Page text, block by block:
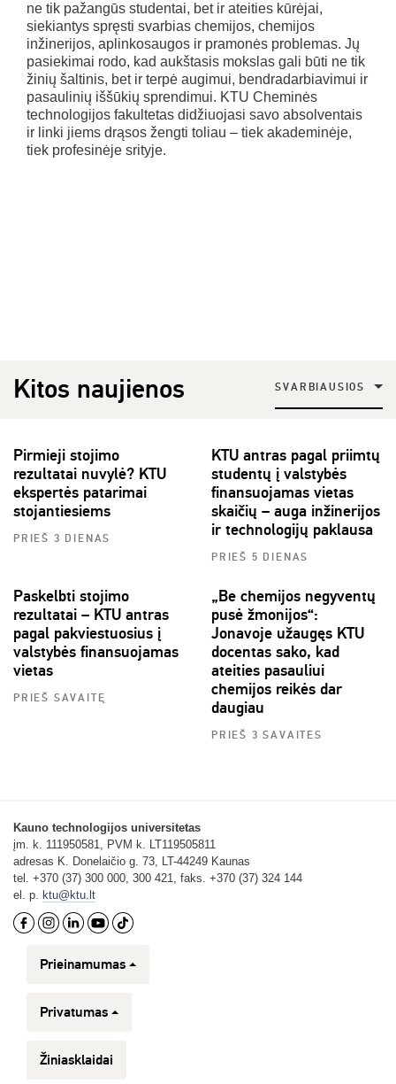
ne tik pažangūs studentai, bet ir ateities kūrėjai,
siekiantys spręsti svarbias chemijos, chemijos
inžinerijos, aplinkosaugos ir pramonės problemas. Jų
pasiekimai rodo, kad aukštasis mokslas gali būti ne tik
žinių šaltinis, bet ir terpė augimui, bendradarbiavimui ir
pasaulinių iššūkių sprendimui. KTU Cheminės
technologijos fakultetas didžiuojasi savo absolventais
ir linki jiems drąsos žengti toliau – tiek akademinėje,
tiek profesinėje srityje.
Kitos naujienos SVARBIAUSIOS
Pirmieji stojimo
rezultatai nuvylė? KTU
ekspertės patarimai
stojantiesiems
PRIEŠ 3 DIENAS
KTU antras pagal priimtų
studentų į valstybės
finansuojamas vietas
skaičių – auga inžinerijos
ir technologijų paklausa
PRIEŠ 5 DIENAS
Paskelbti stojimo
rezultatai – KTU antras
pagal pakviestuosius į
valstybės finansuojamas
vietas
PRIEŠ SAVAITĘ
„Be chemijos negyventų
pusė žmonijos“:
Jonavoje užaugęs KTU
docentas sako, kad
ateities pasauliui
chemijos reikės dar
daugiau
PRIEŠ 3 SAVAITES
Kauno technologijos universitetas
įm. k. 111950581, PVM k. LT119505811
adresas K. Donelaičio g. 73, LT-44249 Kaunas
tel. +370 (37) 300 000, 300 421, faks. +370 (37) 324 144
el. p. ktu@ktu.lt
Prieinamumas
Privatumas
Žiniasklaidai